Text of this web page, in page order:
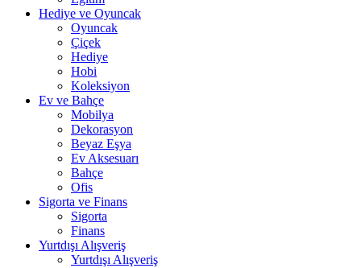
Hediye ve Oyuncak
Oyuncak
Çiçek
Hediye
Hobi
Koleksiyon
Ev ve Bahçe
Mobilya
Dekorasyon
Beyaz Eşya
Ev Aksesuarı
Bahçe
Ofis
Sigorta ve Finans
Sigorta
Finans
Yurtdışı Alışveriş
Yurtdışı Alışveriş